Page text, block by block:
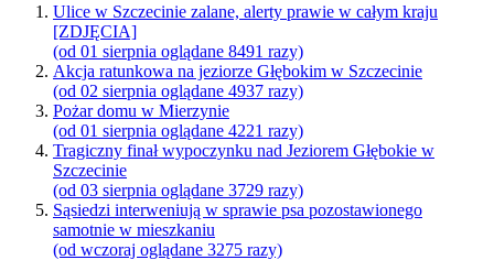
Ulice w Szczecinie zalane, alerty prawie w całym kraju
[ZDJĘCIA]
(od 01 sierpnia oglądane 8491 razy)
Akcja ratunkowa na jeziorze Głębokim w Szczecinie
(od 02 sierpnia oglądane 4937 razy)
Pożar domu w Mierzynie
(od 01 sierpnia oglądane 4221 razy)
Tragiczny finał wypoczynku nad Jeziorem Głębokie w
Szczecinie
(od 03 sierpnia oglądane 3729 razy)
Sąsiedzi interweniują w sprawie psa pozostawionego
samotnie w mieszkaniu
(od wczoraj oglądane 3275 razy)